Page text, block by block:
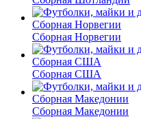
Сборная Норвегии
Сборная США
Сборная Македонии